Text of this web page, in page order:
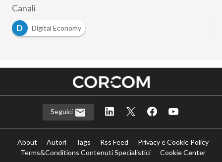
Canali
D
Digital Economy
Seguici
About Autori Tags Rss Feed
Privacy e Cookie Policy
Terms&Conditions Contenuti Specialistici
Cookie Center